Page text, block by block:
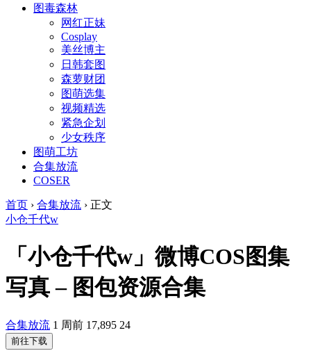
图毒森林
网红正妹
Cosplay
美丝博主
日韩套图
森萝财团
图萌选集
视频精选
紧急企划
少女秩序
图萌工坊
合集放流
COSER
首页 › 合集放流 › 正文
小仓千代w
「小仓千代w」微博COS图集
写真 – 图包资源合集
合集放流 1 周前 17,895 24
前往下载